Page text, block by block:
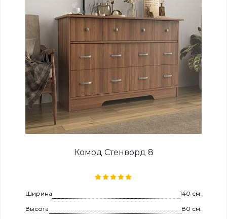
Комод Стенворд 8
Ширина
140 см.
Высота
80 см.